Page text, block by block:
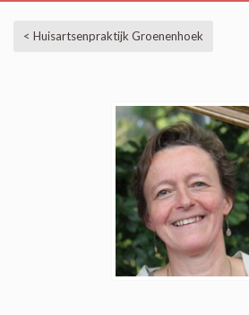
< Huisartsenpraktijk Groenenhoek